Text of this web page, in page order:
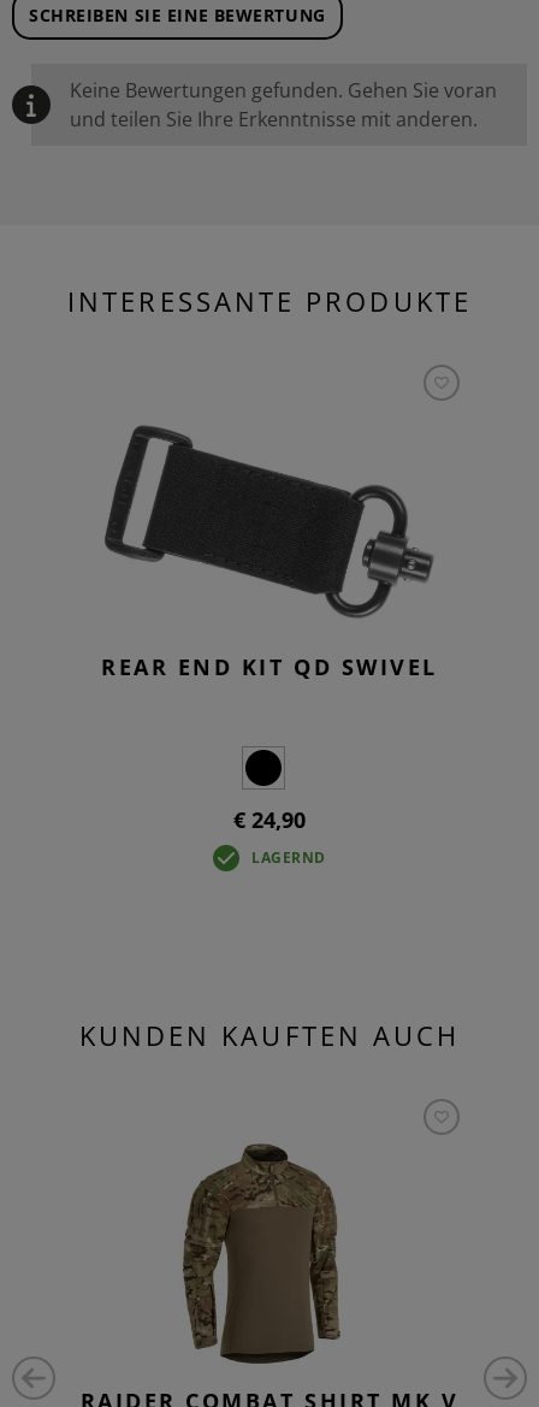
SCHREIBEN SIE EINE BEWERTUNG
Keine Bewertungen gefunden. Gehen Sie voran
und teilen Sie Ihre Erkenntnisse mit anderen.
INTERESSANTE PRODUKTE
REAR END KIT QD SWIVEL
€ 24,90
LAGERND
KUNDEN KAUFTEN AUCH
RAIDER COMBAT SHIRT MK V